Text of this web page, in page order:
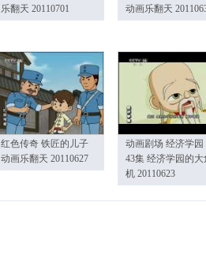
乐翻天 20110701
动画乐翻天
红色传奇 铁匠的儿子
动画乐翻天 20110627
动画剧场 经济学园
43集 经济学园的大
机 20110623